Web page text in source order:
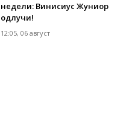
недели: Винисиус Жуниор
одлучи!
12:05, 06 август